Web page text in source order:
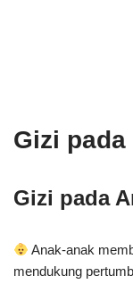
Gizi
Gizi pada
Anak-anak
mendukung